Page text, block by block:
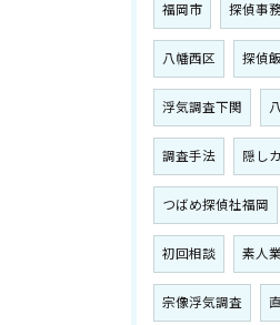
福岡市 探偵事
八幡西区 探偵
浮気調査下関
調査手法 隠し
つばめ探偵社福岡
初回相談 素人
宗像浮気調査